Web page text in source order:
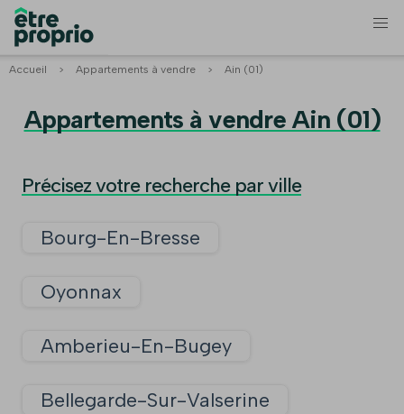
Accueil > Appartements à vendre > Ain (01)
Appartements à vendre Ain (01)
Précisez votre recherche par ville
Bourg-En-Bresse
Oyonnax
Amberieu-En-Bugey
Bellegarde-Sur-Valserine